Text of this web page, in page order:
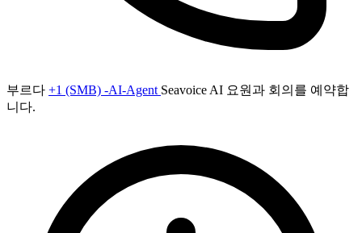
부르다 +1 (SMB) -AI-Agent Seavoice AI 요원과 회의를 예약합
니다.